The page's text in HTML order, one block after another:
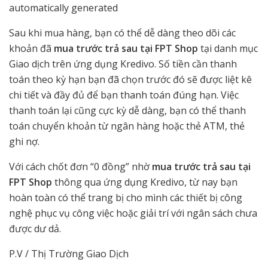
Sau khi mua hàng, bạn có thể dễ dàng theo dõi các
khoản đã mua trước trả sau tại FPT Shop tại danh mục
Giao dịch trên ứng dụng Kredivo. Số tiền cần thanh
toán theo kỳ hạn bạn đã chọn trước đó sẽ được liệt kê
chi tiết và đầy đủ để bạn thanh toán đúng hạn. Việc
thanh toán lại cũng cực kỳ dễ dàng, bạn có thể thanh
toán chuyển khoản từ ngân hàng hoặc thẻ ATM, thẻ
ghi nợ.
Với cách chốt đơn “0 đồng” nhờ mua trước trả sau tại
FPT Shop thông qua ứng dụng Kredivo, từ nay bạn
hoàn toàn có thể trang bị cho mình các thiết bị công
nghệ phục vụ công việc hoặc giải trí với ngân sách chưa
được dư dả.
P.V / Thị Trường Giao Dịch